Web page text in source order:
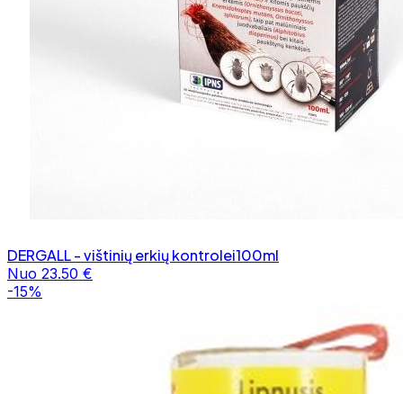
DERGALL - vištinių erkių kontrolei100ml
Nuo 23.50 €
-15%